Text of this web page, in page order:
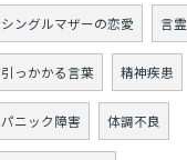
シングルマザーの恋愛 言霊
引っかかる言葉 精神疾患
パニック障害 体調不良